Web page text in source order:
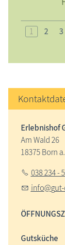
1 2 3
Erlebnishof
Am Wald 26
18375 Born
038 234 -
nf
g
Gutsküche